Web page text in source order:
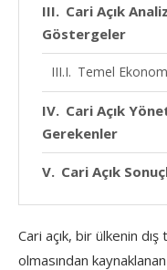
Cari Açık
Göstergeler
Temel
Cari Açık
Gerekenler
Cari Açık
Cari açık, bir ülkenin
olmasından